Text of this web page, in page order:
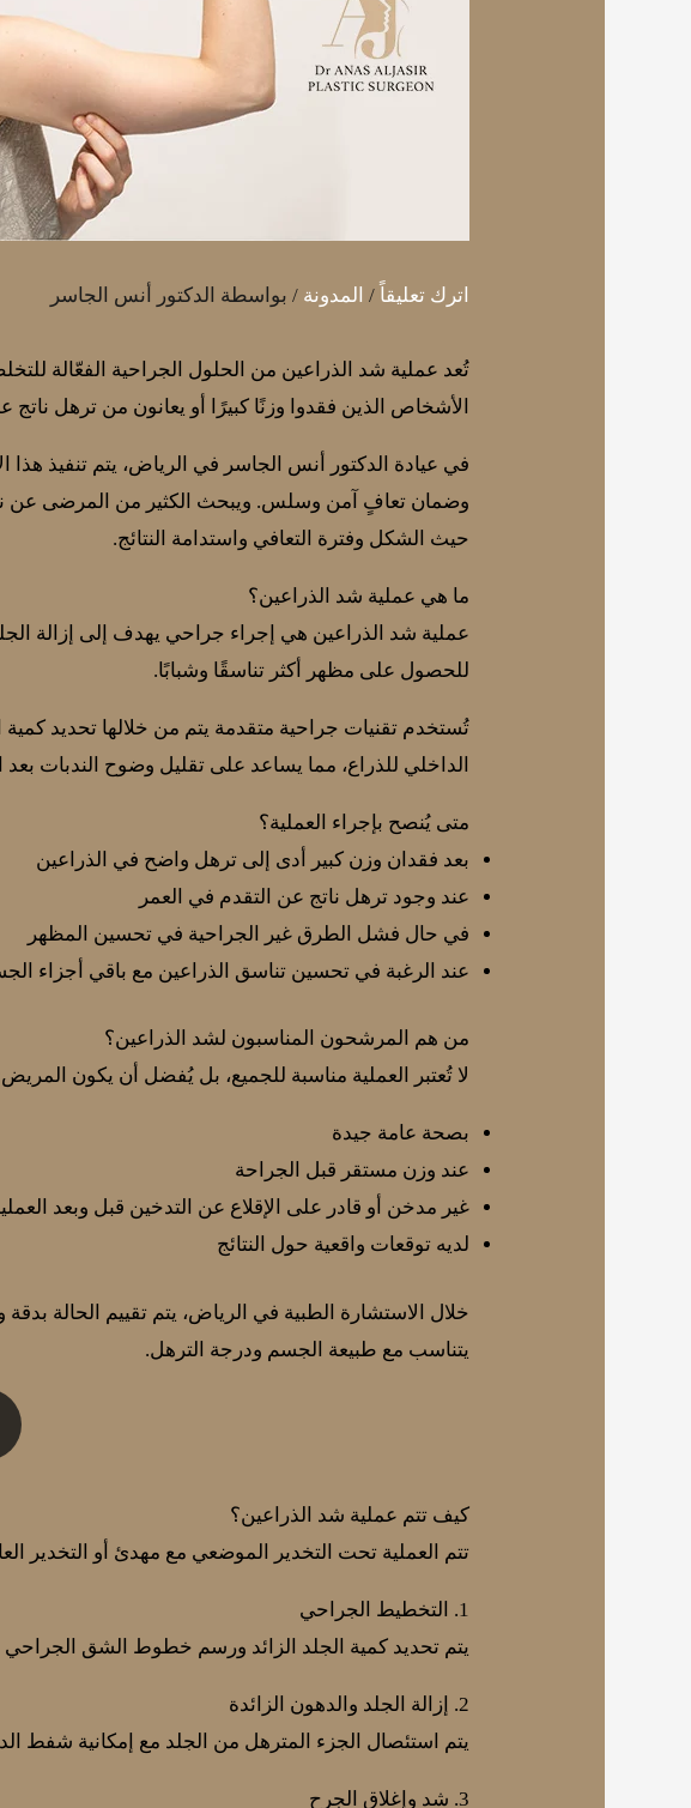
اترك تعليقاً / المدونة / بواسطة الدكتور أنس الجاسر
تُعد عملية شد الذراعين من الحلول الجراحية الفعّالة
الأشخاص الذين فقدوا وزنًا كبيرًا أو يعانون من ترهل ناتج
في عيادة الدكتور أنس الجاسر في الرياض، يتم تنفيذ هذا
وضمان تعافٍ آمن وسلس. ويبحث الكثير من المرضى عن
حيث الشكل وفترة التعافي واستدامة النتائج.
ما هي عملية شد الذراعين؟
عملية شد الذراعين هي إجراء جراحي يهدف إلى إزالة
للحصول على مظهر أكثر تناسقًا وشبابًا.
تُستخدم تقنيات جراحية متقدمة يتم من خلالها تحديد
الداخلي للذراع، مما يساعد على تقليل وضوح الندبات بعد
متى يُنصح بإجراء العملية؟
بعد فقدان وزن كبير أدى إلى ترهل واضح في الذراعين
عند وجود ترهل ناتج عن التقدم في العمر
في حال فشل الطرق غير الجراحية في تحسين المظهر
عند الرغبة في تحسين تناسق الذراعين مع باقي أجزاء
من هم المرشحون المناسبون لشد الذراعين؟
لا تُعتبر العملية مناسبة للجميع، بل يُفضل أن يكون
بصحة عامة جيدة
عند وزن مستقر قبل الجراحة
غير مدخن أو قادر على الإقلاع عن التدخين قبل وبعد
لديه توقعات واقعية حول النتائج
خلال الاستشارة الطبية في الرياض، يتم تقييم الحالة
يتناسب مع طبيعة الجسم ودرجة الترهل.
كيف تتم عملية شد الذراعين؟
تتم العملية تحت التخدير الموضعي مع مهدئ أو التخدير
1. التخطيط الجراحي
يتم تحديد كمية الجلد الزائد ورسم خطوط الشق الجراحي
2. إزالة الجلد والدهون الزائدة
يتم استئصال الجزء المترهل من الجلد مع إمكانية شفط
3. شد وإغلاق الجرح